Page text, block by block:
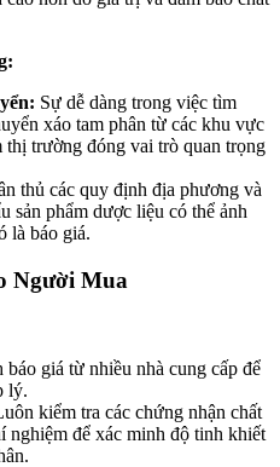
Sự dễ dàng trong việc tìm
xáo tam phân từ các khu vực
thị trường đóng vai trò quan trọng
thủ các quy định địa phương và
sản phẩm dược liệu có thể ảnh
là báo giá.
Người Mua
báo giá từ nhiều nhà cung cấp để
lý.
kiểm tra các chứng nhận chất
nghiệm để xác minh độ tinh khiết